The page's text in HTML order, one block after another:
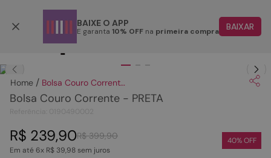
BAIXE O APP
E garanta 10% OFF na primeira compra BAIXAR
Bolsa Couro Corrente - PRETA
Bolsa Couro Corrente - PRETA
R$ 399,90
R$ 239,90
Em até6x R$ 39,98sem juros
40% OFF
1
2º
rasteira
4º
sandalia
5º
bota